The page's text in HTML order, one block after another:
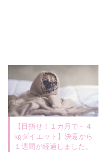
【目指せ！１カ月で－４
kgダイエット】決意から
１週間が経過しました。